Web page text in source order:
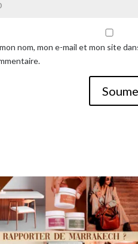
nom, mon e-mail et mon site